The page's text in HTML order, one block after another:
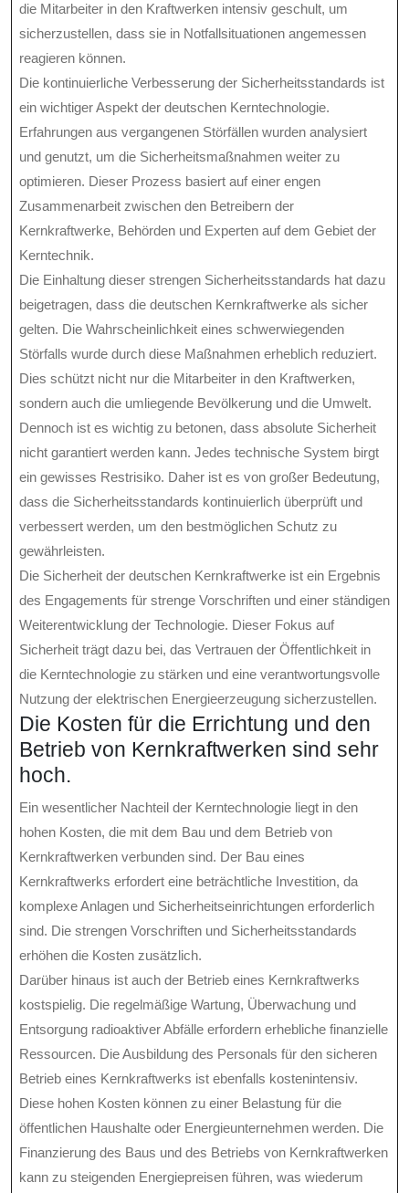
die Mitarbeiter in den Kraftwerken intensiv geschult, um
sicherzustellen, dass sie in Notfallsituationen angemessen
reagieren können.
Die kontinuierliche Verbesserung der Sicherheitsstandards ist
ein wichtiger Aspekt der deutschen Kerntechnologie.
Erfahrungen aus vergangenen Störfällen wurden analysiert
und genutzt, um die Sicherheitsmaßnahmen weiter zu
optimieren. Dieser Prozess basiert auf einer engen
Zusammenarbeit zwischen den Betreibern der
Kernkraftwerke, Behörden und Experten auf dem Gebiet der
Kerntechnik.
Die Einhaltung dieser strengen Sicherheitsstandards hat dazu
beigetragen, dass die deutschen Kernkraftwerke als sicher
gelten. Die Wahrscheinlichkeit eines schwerwiegenden
Störfalls wurde durch diese Maßnahmen erheblich reduziert.
Dies schützt nicht nur die Mitarbeiter in den Kraftwerken,
sondern auch die umliegende Bevölkerung und die Umwelt.
Dennoch ist es wichtig zu betonen, dass absolute Sicherheit
nicht garantiert werden kann. Jedes technische System birgt
ein gewisses Restrisiko. Daher ist es von großer Bedeutung,
dass die Sicherheitsstandards kontinuierlich überprüft und
verbessert werden, um den bestmöglichen Schutz zu
gewährleisten.
Die Sicherheit der deutschen Kernkraftwerke ist ein Ergebnis
des Engagements für strenge Vorschriften und einer ständigen
Weiterentwicklung der Technologie. Dieser Fokus auf
Sicherheit trägt dazu bei, das Vertrauen der Öffentlichkeit in
die Kerntechnologie zu stärken und eine verantwortungsvolle
Nutzung der elektrischen Energieerzeugung sicherzustellen.
Die Kosten für die Errichtung und den
Betrieb von Kernkraftwerken sind sehr
hoch.
Ein wesentlicher Nachteil der Kerntechnologie liegt in den
hohen Kosten, die mit dem Bau und dem Betrieb von
Kernkraftwerken verbunden sind. Der Bau eines
Kernkraftwerks erfordert eine beträchtliche Investition, da
komplexe Anlagen und Sicherheitseinrichtungen erforderlich
sind. Die strengen Vorschriften und Sicherheitsstandards
erhöhen die Kosten zusätzlich.
Darüber hinaus ist auch der Betrieb eines Kernkraftwerks
kostspielig. Die regelmäßige Wartung, Überwachung und
Entsorgung radioaktiver Abfälle erfordern erhebliche finanzielle
Ressourcen. Die Ausbildung des Personals für den sicheren
Betrieb eines Kernkraftwerks ist ebenfalls kostenintensiv.
Diese hohen Kosten können zu einer Belastung für die
öffentlichen Haushalte oder Energieunternehmen werden. Die
Finanzierung des Baus und des Betriebs von Kernkraftwerken
kann zu steigenden Energiepreisen führen, was wiederum